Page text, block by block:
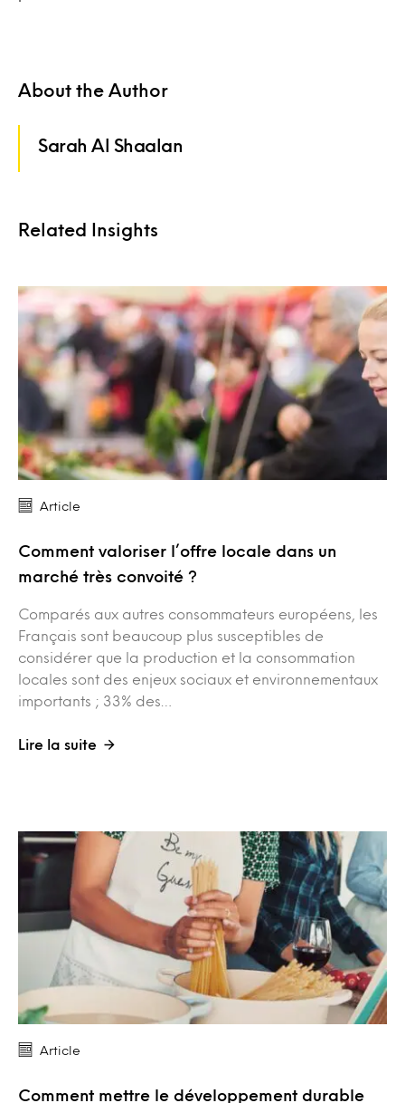
About the Author
Sarah Al Shaalan
Related Insights
Article
Comment valoriser l’offre locale dans un
marché très convoité ?
Comparés aux autres consommateurs européens, les
Français sont beaucoup plus susceptibles de
considérer que la production et la consommation
locales sont des enjeux sociaux et environnementaux
importants ; 33% des…
Lire la suite
Article
Comment mettre le développement durable